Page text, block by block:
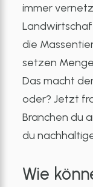
immer
die
setzen
Das macht
oder? Jetzt
Branchen du
du
Wie